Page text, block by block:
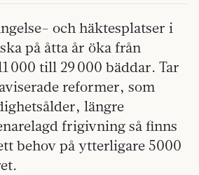
och häktesplatser i
på åtta år öka från
000 till 29 000 bäddar. Tar
reformer, som
längre
frigivning så finns
behov på ytterligare 5000